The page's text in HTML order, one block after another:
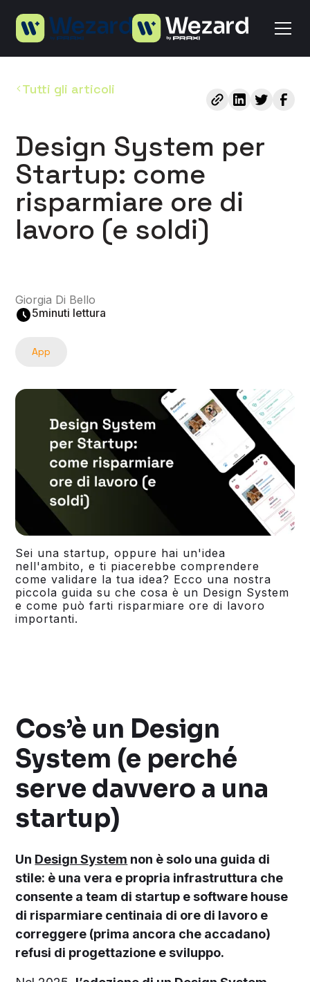
Tutti gli articoli
Design System per
Startup: come
risparmiare ore di
lavoro (e soldi)
Giorgia Di Bello
5minuti lettura
App
Sei una startup, oppure hai un'idea
nell'ambito, e ti piacerebbe comprendere
come validare la tua idea? Ecco una nostra
piccola guida su che cosa è un Design System
e come può farti risparmiare ore di lavoro
importanti.
Cos’è un Design
System (e perché
serve davvero a una
startup)
Un Design System non è solo una guida di
stile: è una vera e propria infrastruttura che
consente a team di startup e software house
di risparmiare centinaia di ore di lavoro e
correggere (prima ancora che accadano)
refusi di progettazione e sviluppo.